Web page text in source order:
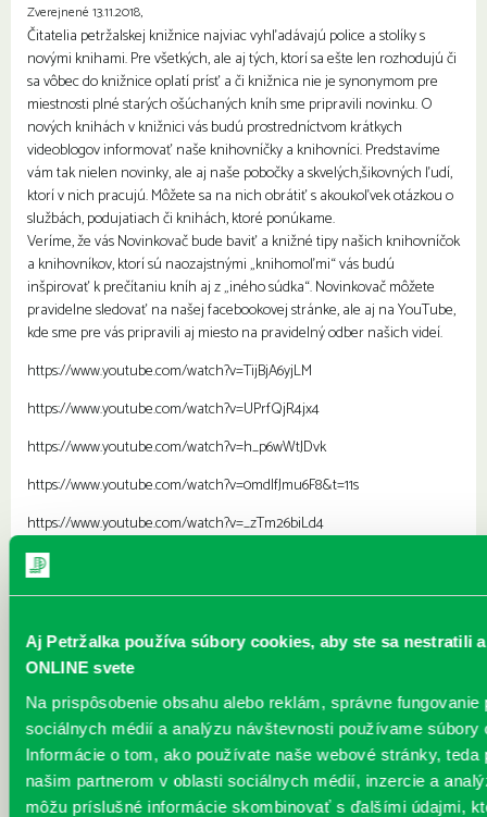
Aj Petržalka používa súbory cookies, aby ste sa nestratili
ONLINE svete
Na prispôsobenie obsahu alebo reklám, správne fungovanie
sociálnych médií a analýzu návštevnosti používame súbory
Informácie o tom, ako používate naše webové stránky, teda
našim partnerom v oblasti sociálnych médií, inzercie a
môžu príslušné informácie skombinovať s ďalšími údajmi,
Zverejnené 13.11.2018,
Čitatelia petržalskej knižnice najviac vyhľadávajú police a stolíky s
novými knihami. Pre všetkých, ale aj tých, ktorí sa ešte len rozhodujú či
sa vôbec do knižnice oplatí prísť a či knižnica nie je synonymom pre
miestnosti plné starých ošúchaných kníh sme pripravili novinku. O
nových knihách v knižnici vás budú prostredníctvom krátkych
videoblogov informovať naše knihovníčky a knihovníci. Predstavíme
vám tak nielen novinky, ale aj naše pobočky a skvelých,šikovných ľudí,
ktorí v nich pracujú. Môžete sa na nich obrátiť s akoukoľvek otázkou o
službách, podujatiach či knihách, ktoré ponúkame.
Veríme, že vás Novinkovač bude baviť a knižné tipy našich knihovníčok
a knihovníkov, ktorí sú naozajstnými „knihomoľmi“ vás budú
inšpirovať k prečítaniu kníh aj z „iného súdka“. Novinkovač môžete
pravidelne sledovať na našej facebookovej stránke, ale aj na YouTube,
kde sme pre vás pripravili aj miesto na pravidelný odber našich videí.
https://www.youtube.com/watch?v=TijBjA6yjLM
https://www.youtube.com/watch?v=UPrfQjR4jx4
https://www.youtube.com/watch?v=h_p6wWtJDvk
https://www.youtube.com/watch?v=0mdIfJmu6F8&t=11s
https://www.youtube.com/watch?v=_zTm26biLd4
https://www.youtube.com/watch?v=TOrnlQV0Lh8
https://www.youtube.com/watch?v=Vmkjt3a6rNQ
https://www.youtube.com/watch?v=ZAD3kR1qKtc&t=1s
https://www.youtube.com/watch?v=owazjAYeZdo
https://www.youtube.com/watch?
https://www.youtube.com/watch?v=IfqNh4azYnY